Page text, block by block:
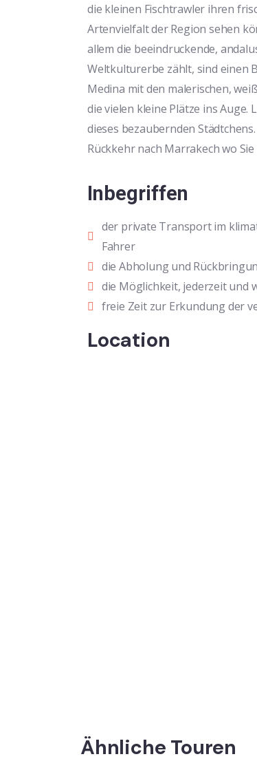
die kleinen Fischtrawler ihren
Artenvielfalt der Region sehen
allem die beeindruckende,
Weltkulturerbe zählt, sind einen
Medina mit den malerischen,
die vielen kleine Plätze ins Auge.
dieses bezaubernden Städtchens.
Rückkehr nach Marrakech wo
Inbegriffen
der private Transport im
Fahrer
die Abholung und
die Möglichkeit, jederzeit und
freie Zeit zur Erkundung der
Location
Ähnliche Touren